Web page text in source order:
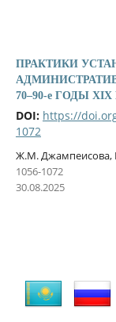
ПРАКТИКИ
70–90-е ГОДЫ
DOI: https://
1072
Ж.М. Джампеисова,
1056-1072
30.08.2025